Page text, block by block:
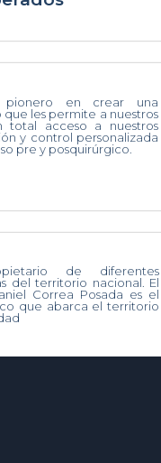
pionero en crear una
les permite a nuestros
total acceso a nuestros
y control personalizada
pre y posquirúrgico.
de diferentes
del territorio nacional. El
Correa Posada es el
que abarca el territorio